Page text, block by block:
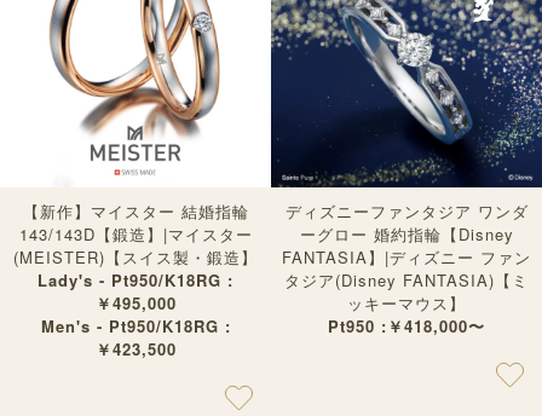
【新作】マイスター 結婚指輪
143/143D【鍛造】|マイスター
(MEISTER)【スイス製・鍛造】
Lady's - Pt950/K18RG :
￥495,000
Men's - Pt950/K18RG :
￥423,500
ディズニーファンタジア ワンダ
ーグロー 婚約指輪【Disney
FANTASIA】|ディズニー ファン
タジア(Disney FANTASIA)【ミ
ッキーマウス】
Pt950 :￥418,000〜